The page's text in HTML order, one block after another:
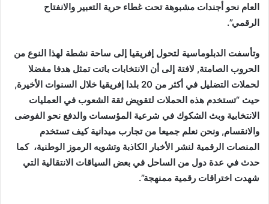
العام نحو أجندات مشبوهة تحت غطاء حرية التعبير والانفتاح
الرقمي”.
وتأسفت الدبلوماسية لتحول إفريقيا إلى ساحة نشطة لهذا النوع من
الحروب الصامتة, لافتة إلى أن الانتخابات باتت تمثل هدفا مفضلا
لحملات التضليل في أكثر من 20 بلدا إفريقيا خلال السنوات الأخيرة,
حيث “تستخدم هذه الحملات لتقويض ثقة الشعوب في العمليات
الانتخابية وبث الشكوك في شرعية المؤسسات والدفع نحو الفوضى
والانقسام, ونحن نعلم جميعا من تجارب ميدانية كيف تستخدم
المنصات الرقمية لنشر الأخبار الكاذبة وتشويه الرموز الوطنية، كما
حدث في عدة دول من الساحل في بعض السياقات الانتقالية التي
شهدت اختراقات رقمية ممنهجة”.